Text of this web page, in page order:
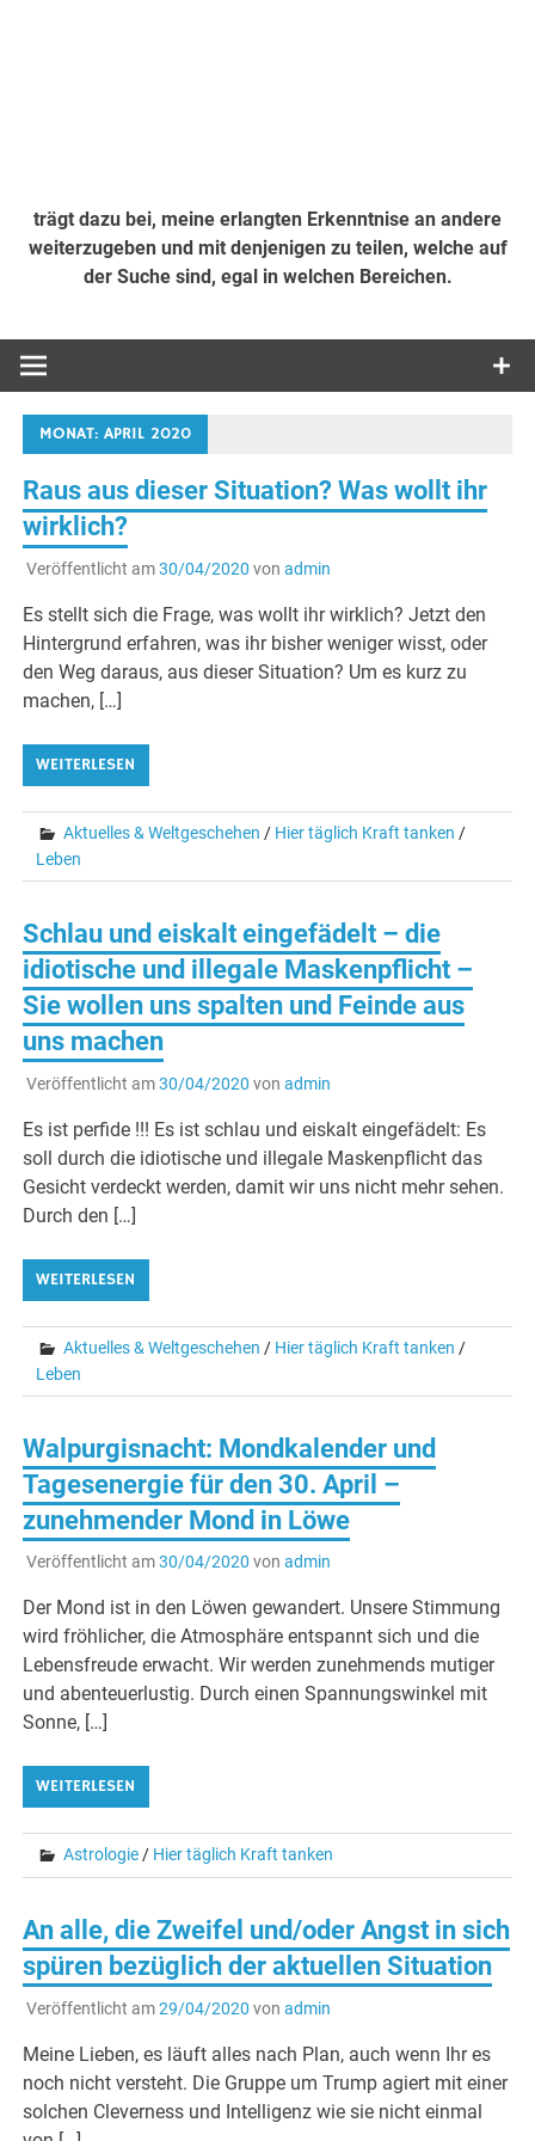
trägt dazu bei, meine erlangten Erkenntnise an andere
weiterzugeben und mit denjenigen zu teilen, welche auf
der Suche sind, egal in welchen Bereichen.
MONAT:APRIL 2020
Raus aus dieser Situation? Was wollt ihr
wirklich?
Veröffentlicht am30/04/2020 von admin
Es stellt sich die Frage, was wollt ihr wirklich? Jetzt den
Hintergrund erfahren, was ihr bisher weniger wisst, oder
den Weg daraus, aus dieser Situation? Um es kurz zu
machen, […]
WEITERLESEN
Aktuelles & Weltgeschehen / Hier täglich Kraft tanken /
Leben
Schlau und eiskalt eingefädelt – die
idiotische und illegale Maskenpflicht –
Sie wollen uns spalten und Feinde aus
uns machen
Veröffentlicht am30/04/2020 von admin
Es ist perfide !!! Es ist schlau und eiskalt eingefädelt: Es
soll durch die idiotische und illegale Maskenpflicht das
Gesicht verdeckt werden, damit wir uns nicht mehr sehen.
Durch den […]
WEITERLESEN
Aktuelles & Weltgeschehen / Hier täglich Kraft tanken /
Leben
Walpurgisnacht: Mondkalender und
Tagesenergie für den 30. April –
zunehmender Mond in Löwe
Veröffentlicht am30/04/2020 von admin
Der Mond ist in den Löwen gewandert. Unsere Stimmung
wird fröhlicher, die Atmosphäre entspannt sich und die
Lebensfreude erwacht. Wir werden zunehmends mutiger
und abenteuerlustig. Durch einen Spannungswinkel mit
Sonne, […]
WEITERLESEN
Astrologie/ Hier täglich Kraft tanken
An alle, die Zweifel und/oder Angst in sich
spüren bezüglich der aktuellen Situation
Veröffentlicht am29/04/2020 von admin
Meine Lieben, es läuft alles nach Plan, auch wenn Ihr es
noch nicht versteht. Die Gruppe um Trump agiert mit einer
solchen Cleverness und Intelligenz wie sie nicht einmal